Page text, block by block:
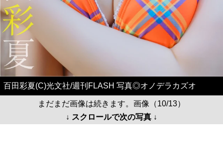
百田彩夏(C)光文社/週刊FLASH 写真◎オノデラカズオ
まだまだ画像は続きます。画像（10/13）
↓ スクロールで次の写真 ↓